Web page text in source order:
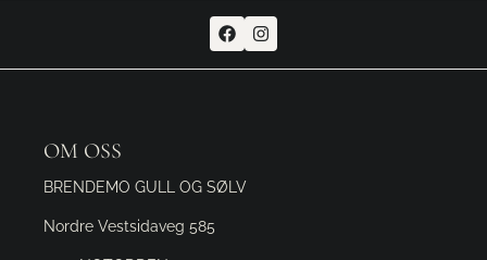
OM OSS
BRENDEMO GULL OG SØLV
Nordre Vestsidaveg 585